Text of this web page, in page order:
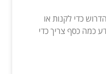
כדי לקנות או
כמה כסף צריך כדי